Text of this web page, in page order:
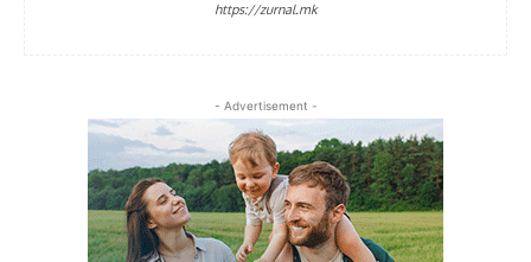
https://zurnal.mk
- Advertisement -